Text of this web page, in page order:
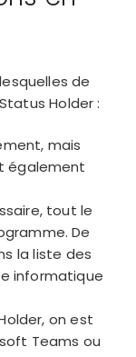
de
Holder :
mais
également
tout le
De
la liste des
informatique
on est
Teams ou